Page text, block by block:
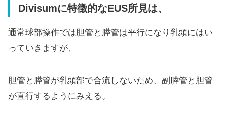
Divisumに特徴的なEUS所見は、
通常球部操作では胆管と膵管は平行になり乳頭にはい
っていきますが、
胆管と膵管が乳頭部で合流しないため、副膵管と胆管
が直行するようにみえる。